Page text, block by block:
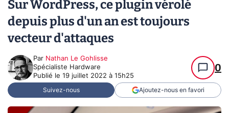
Sur WordPress, ce plugin vérolé
depuis plus d'un an est toujours
vecteur d'attaques
Par Nathan Le Gohlisse
Spécialiste Hardware
Publié le 19 juillet 2022 à 15h25
0
Suivez-nous Ajoutez-nous en favori